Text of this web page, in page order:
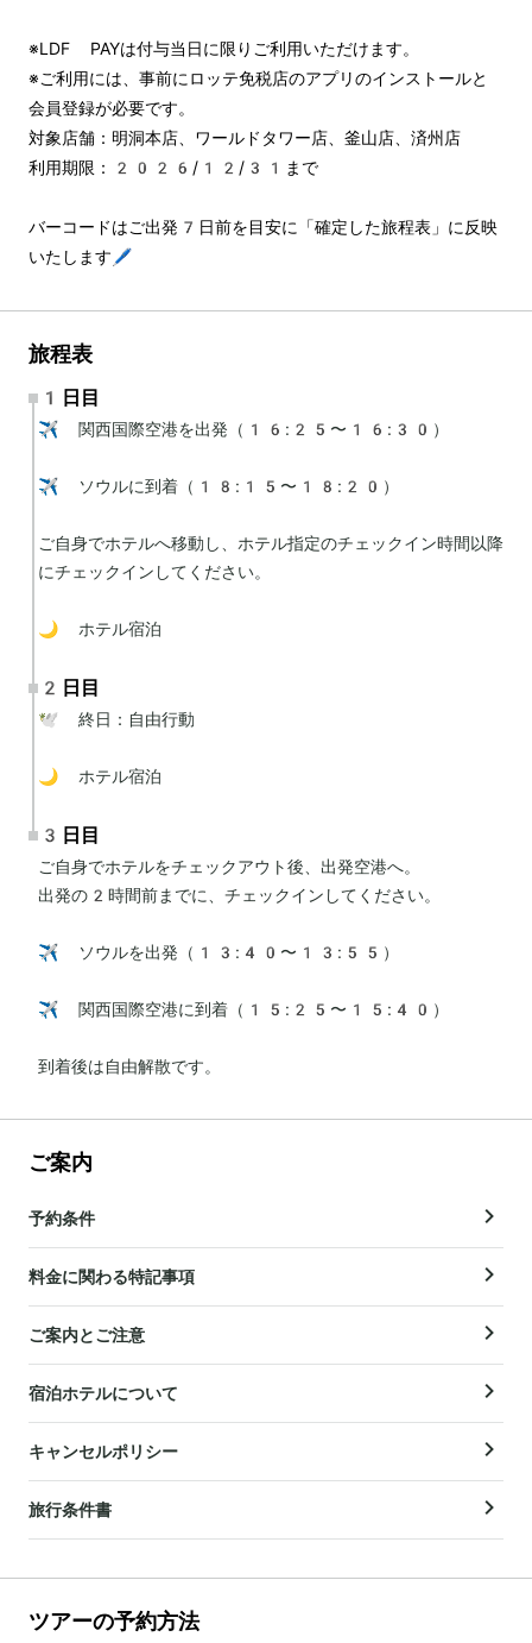
※LDF PAYは付与当日に限りご利用いただけます。
※ご利用には、事前にロッテ免税店のアプリのインストールと
会員登録が必要です。
対象店舗：明洞本店、ワールドタワー店、釜山店、済州店
利用期限：2026/12/31まで
バーコードはご出発7日前を目安に「確定した旅程表」に反映
いたします🖊️
旅程表
1日目
✈️ 関西国際空港を出発（16:25〜16:30）
✈️ ソウルに到着（18:15〜18:20）
ご自身でホテルへ移動し、ホテル指定のチェックイン時間以降
にチェックインしてください。
🌙 ホテル宿泊
2日目
🕊 終日：自由行動
🌙 ホテル宿泊
3日目
ご自身でホテルをチェックアウト後、出発空港へ。
出発の2時間前までに、チェックインしてください。
✈️ ソウルを出発（13:40〜13:55）
✈️ 関西国際空港に到着（15:25〜15:40）
到着後は自由解散です。
ご案内
予約条件
料金に関わる特記事項
ご案内とご注意
宿泊ホテルについて
キャンセルポリシー
旅行条件書
ツアーの予約方法